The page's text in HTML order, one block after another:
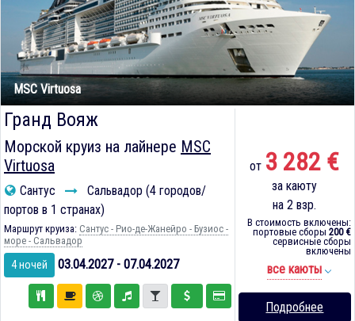
MSC Virtuosa
Гранд Вояж
Морской круиз на лайнере MSC
Virtuosa
Сантус
Сальвадор (4 городов/
портов в 1 странах)
Маршрут круиза: Сантус - Рио-де-Жанейро - Бузиос -
море - Сальвадор
4 ночей 03.04.2027 - 07.04.2027
от 3 282 €
за каюту
на 2 взр.
В стоимость включены:
портовые сборы 200 €
сервисные сборы
включены
все каюты
Подробнее